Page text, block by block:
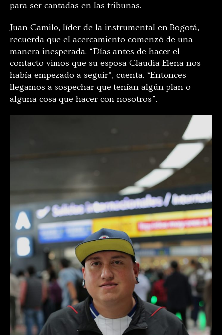
para ser cantadas en las tribunas.
Juan Camilo, líder de la instrumental en Bogotá,
recuerda que el acercamiento comenzó de una
manera inesperada. “Días antes de hacer el
contacto vimos que su esposa Claudia Elena nos
había empezado a seguir”, cuenta. “Entonces
llegamos a sospechar que tenían algún plan o
alguna cosa que hacer con nosotros”.